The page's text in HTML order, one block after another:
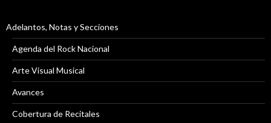
Adelantos, Notas y Secciones
Agenda del Rock Nacional
Arte Visual Musical
Avances
Cobertura de Recitales